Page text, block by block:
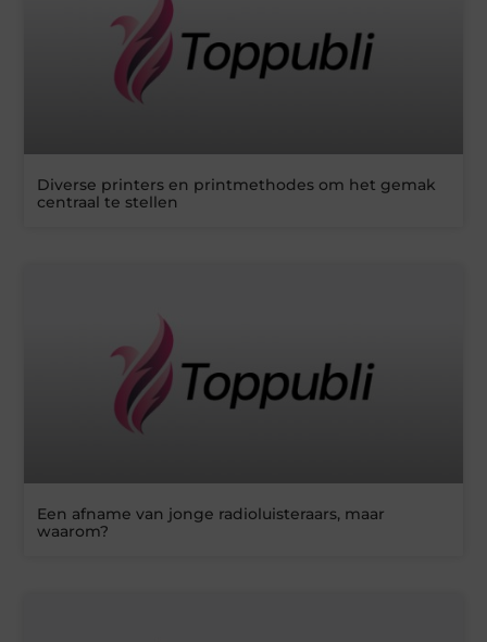
Diverse printers en printmethodes om het gemak
centraal te stellen
Een afname van jonge radioluisteraars, maar
waarom?